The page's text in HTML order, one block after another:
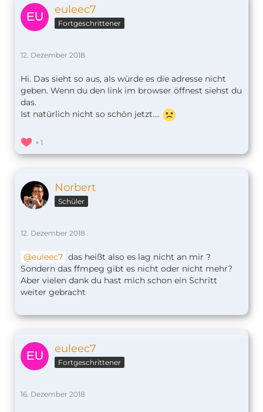
euleec7
Fortgeschrittener
12. Dezember 2018
Hi. Das sieht so aus, als würde es die adresse nicht
geben. Wenn du den link im browser öffnest siehst du
das.
Ist natürlich nicht so schön jetzt....
1
Norbert
Schüler
12. Dezember 2018
euleec7 das heißt also es lag nicht an mir ?
Sondern das ffmpeg gibt es nicht oder nicht mehr?
Aber vielen dank du hast mich schon ein Schritt
weiter gebracht
euleec7
Fortgeschrittener
16. Dezember 2018